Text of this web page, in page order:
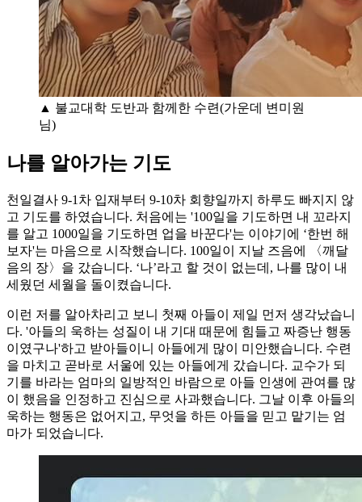
▲ 불교대학 도반과 함께한 수련(가운데 변미원
님)
나를 알아가는 기도
천일결사 9-1차 입재부터 9-10차 회향일까지 하루도 빠지지 않
고 기도를 하였습니다. 처음에는 '100일을 기도하면 내 꼬라지
를 알고 1000일을 기도하면 업을 바꾼다'는 이야기에 ‘한번 해
보자'는 마음으로 시작했습니다. 100일이 지날 즈음에 〈깨달
음의 장〉을 갔습니다. ‘나’라고 할 것이 없는데, 나를 많이 내
세웠던 세월을 돌이켰습니다.
이런 저를 알아차리고 보니 첫째 아들이 제일 먼저 생각났습니
다. '아들의 욱하는 성질이 내 기대 때문에 힘들고 짜증난 행동
이였구나'하고 받아들이니 아들에게 많이 미안했습니다. 수련
을 마치고 곧바로 서울에 있는 아들에게 갔습니다. 교수가 되
기를 바라는 엄마의 일방적인 바람으로 아들 인생에 관여를 많
이 했음을 인정하고 진심으로 사과했습니다. 그날 이후 아들의
욱하는 행동은 없어지고, 무엇을 하든 아들을 믿고 맡기는 엄
마가 되었습니다.